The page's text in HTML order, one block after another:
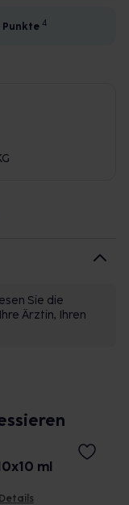
Punkte 4
Sie die
Ärztin, Ihren
ml